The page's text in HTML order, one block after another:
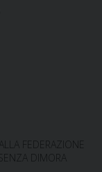
FEDERAZIONE
DIMORA